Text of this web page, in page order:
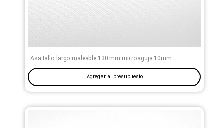
Asa tallo largo maleable 130 mm microaguja 10mm
Agregar al presupuesto